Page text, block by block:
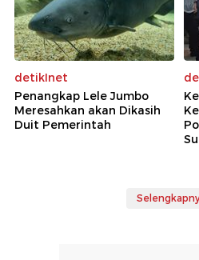
detikInet
Penangkap Lele Jumbo
Meresahkan akan Dikasih
Duit Pemerintah